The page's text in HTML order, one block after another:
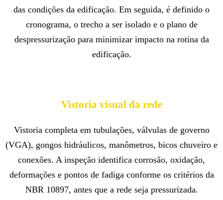
das condições da edificação. Em seguida, é definido o
cronograma, o trecho a ser isolado e o plano de
despressurização para minimizar impacto na rotina da
edificação.
Vistoria visual da rede
Vistoria completa em tubulações, válvulas de governo
(VGA), gongos hidráulicos, manômetros, bicos chuveiro e
conexões. A inspeção identifica corrosão, oxidação,
deformações e pontos de fadiga conforme os critérios da
NBR 10897, antes que a rede seja pressurizada.